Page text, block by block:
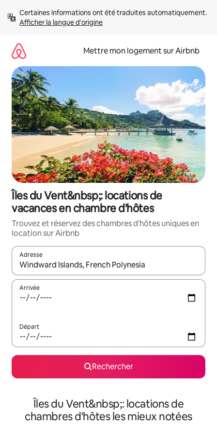
directement
Afficher la langue d'origine
Mettre mon logement sur Airbnb
Îles du Vent&nbsp;: locations de
vacances en chambre d'hôtes
Trouvez et réservez des chambres d'hôtes uniques en
location sur Airbnb
Adresse
Lorsque les résultats s'affichent, utilisez les flèches vers le
Arrivée
Départ
Rechercher
Îles du Vent&nbsp;: locations de
chambres d'hôtes les mieux notées